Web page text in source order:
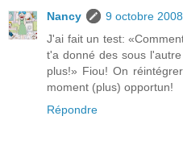
Nancy
9 octobre
J'ai fait un test:
t'a donné des sous
plus!» Fiou! On
moment (plus) opportun!
Répondre